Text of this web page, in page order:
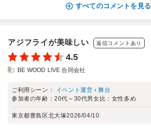
すべてのコメントを見る
アジフライが美味しい 返信コメントあり
4.5
BE WOOD LIVE 合同会社
ご利用シーン： イベント運営 ›舞台
参加者の年齢：20代～30代男女比： 女性多め
東京都豊島区北大塚2026/04/10